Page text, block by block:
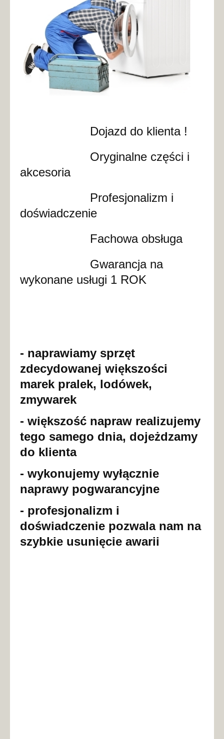
Dojazd do klienta !
Oryginalne części i
akcesoria
Profesjonalizm i
doświadczenie
Fachowa obsługa
Gwarancja na
wykonane usługi 1 ROK
- naprawiamy sprzęt
zdecydowanej większości
marek pralek, lodówek,
zmywarek
- większość napraw realizujemy
tego samego dnia, dojeżdzamy
do klienta
- wykonujemy wyłącznie
naprawy pogwarancyjne
- profesjonalizm i
doświadczenie pozwala nam na
szybkie usunięcie awarii